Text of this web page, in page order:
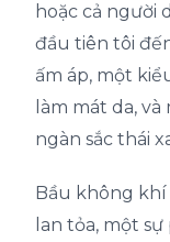
hoặc cả người
đầu tiên tôi
ấm áp, một
làm mát da,
ngàn sắc thái
Bầu không
lan tỏa, một